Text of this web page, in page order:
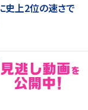
史上2位の速さで